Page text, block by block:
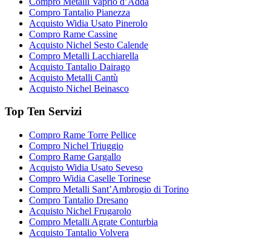
Compro Tantalio Pianezza
Acquisto Widia Usato Pinerolo
Compro Rame Cassine
Acquisto Nichel Sesto Calende
Compro Metalli Lacchiarella
Acquisto Tantalio Dairago
Acquisto Metalli Cantù
Acquisto Nichel Beinasco
Top Ten Servizi
Compro Rame Torre Pellice
Compro Nichel Triuggio
Compro Rame Gargallo
Acquisto Widia Usato Seveso
Compro Widia Caselle Torinese
Compro Metalli Sant’Ambrogio di Torino
Compro Tantalio Dresano
Acquisto Nichel Frugarolo
Compro Metalli Agrate Conturbia
Acquisto Tantalio Volvera